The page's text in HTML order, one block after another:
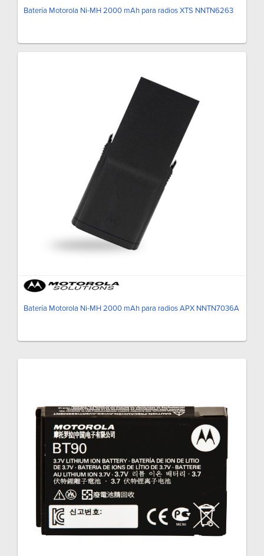
Batería Motorola Ni-MH 2000 mAh para radios XTS NNTN6263
Batería Motorola Ni-MH 2000 mAh para radios APX NNTN7036A